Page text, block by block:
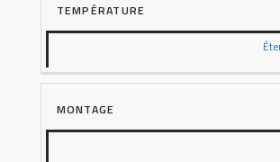
TEMPÉRATURE
MONTAGE